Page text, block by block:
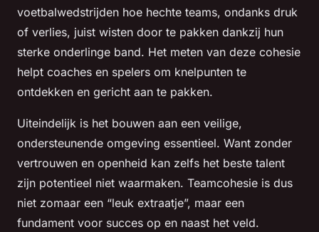
voetbalwedstrijden hoe hechte teams, ondanks druk
of verlies, juist wisten door te pakken dankzij hun
sterke onderlinge band. Het meten van deze cohesie
helpt coaches en spelers om knelpunten te
ontdekken en gericht aan te pakken.
Uiteindelijk is het bouwen aan een veilige,
ondersteunende omgeving essentieel. Want zonder
vertrouwen en openheid kan zelfs het beste talent
zijn potentieel niet waarmaken. Teamcohesie is dus
niet zomaar een “leuk extraatje”, maar een
fundament voor succes op en naast het veld.